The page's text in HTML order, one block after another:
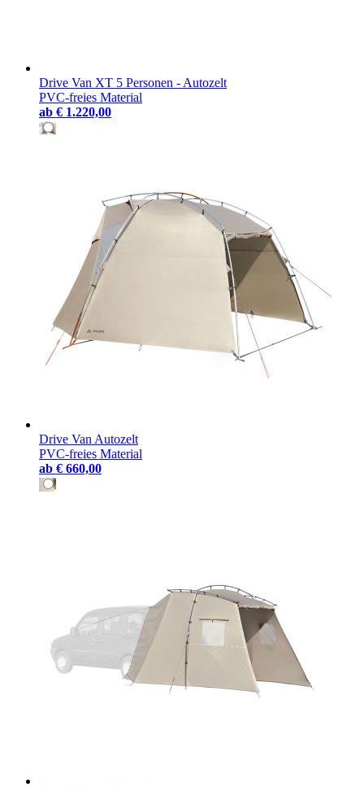
Drive Van XT 5 Personen - Autozelt
PVC-freies Material
ab € 1.220,00
Drive Van Autozelt
PVC-freies Material
ab € 660,00